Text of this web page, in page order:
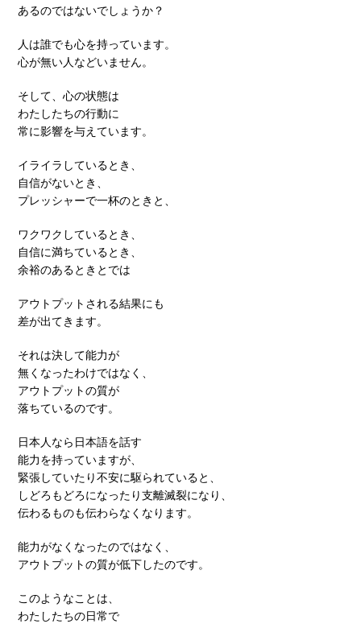
あるのではないでしょうか？
人は誰でも心を持っています。
心が無い人などいません。
そして、心の状態は
わたしたちの行動に
常に影響を与えています。
イライラしているとき、
自信がないとき、
プレッシャーで一杯のときと、
ワクワクしているとき、
自信に満ちているとき、
余裕のあるときとでは
アウトプットされる結果にも
差が出てきます。
それは決して能力が
無くなったわけではなく、
アウトプットの質が
落ちているのです。
日本人なら日本語を話す
能力を持っていますが、
緊張していたり不安に駆られていると、
しどろもどろになったり支離滅裂になり、
伝わるものも伝わらなくなります。
能力がなくなったのではなく、
アウトプットの質が低下したのです。
このようなことは、
わたしたちの日常で